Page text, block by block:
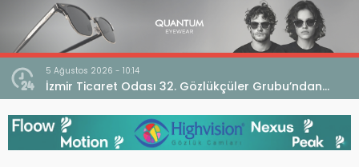
5 Ağustos 2026 - 10:14
İzmir Ticaret Odası 32. Gözlükçüler Grubu’ndan
TEBD II DigitaliSME Dijital Dönüşüm Projesi açıklaması